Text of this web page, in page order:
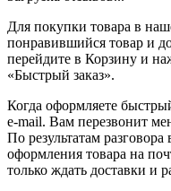
Для покупки товара в
понравившийся товар и
перейдите в Корзину и
«Быстрый заказ».
Когда оформляете
e-mail. Вам перезвонит
По результатам
оформления товара на
только ждать доставки и